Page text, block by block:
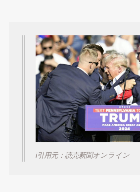
i引用元：読売新聞オンライン